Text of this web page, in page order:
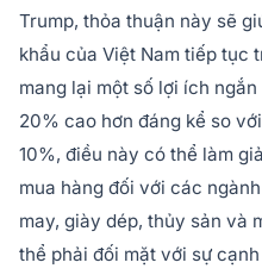
Trump, thỏa thuận này sẽ
khẩu của Việt Nam tiếp tục
mang lại một số lợi ích
20% cao hơn đáng kể so
10%, điều này có thể làm
mua hàng đối với các
may, giày dép, thủy sản và
thể phải đối mặt với sự